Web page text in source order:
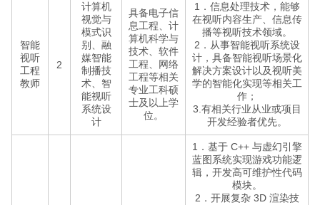
智能
视听
工程
教师
2
计算机
视觉与
模式识
别、融
媒智能
制播技
术、智
能视听
系统设
计
具备电子信
息工程、计
算机科学与
技术、软件
工程、网络
工程等相关
专业工科硕
士及以上学
位。
1．信息处理技术，能够
在视听内容生产、信息传
播等视听技术领域。
2．从事智能视听系统设
计，具备智能视听场景化
解决方案设计以及视听美
学的智能化实现等相关工
作；
3.有相关行业从业或项目
开发经验者优先。
1．基于 C++ 与虚幻引擎
蓝图系统实现游戏功能逻
辑，开发高可维护性代码
模块。
2．开展复杂 3D 渲染技